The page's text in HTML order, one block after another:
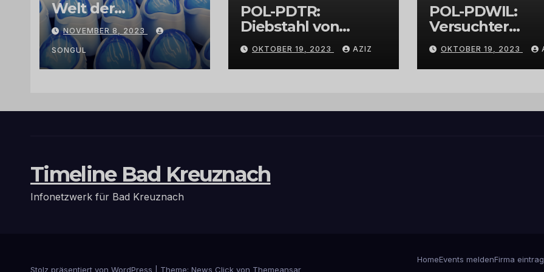
Welt der
Exklusivität:
Arganöl,
Kaktusfeigenkernöl
und
vertrauenswürdige
NOVEMBER 8, 2023
SONGUL
POL-PDTR:
Diebstahl von
Grabschmuck
OKTOBER 19, 2023 AZIZ
POL-PDWIL:
Versuchter
Einbruch im
Gewerbegebiet
Wittlich
OKTOBER 19, 2023
Timeline Bad Kreuznach
Infonetzwerk für Bad Kreuznach
Stolz präsentiert von WordPress Theme: News Click von Themeansar
HomeEvents meldenFirma